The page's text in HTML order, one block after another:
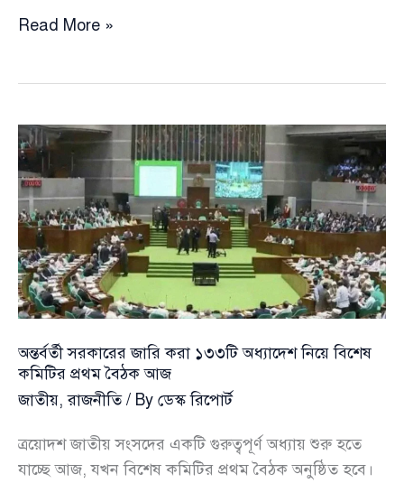
“১৩৩
জুলাই
যোদ্ধাদের
দায়মুক্তি
অধ্যাদেশ
গ্রহণ
করা
হবে
“
Read More »
অন্তর্বর্তী সরকারের জারি করা ১৩৩টি অধ্যাদেশ নিয়ে বিশেষ
কমিটির প্রথম বৈঠক আজ
জাতীয়,রাজনীতি/ By ডেস্ক রিপোর্ট
ত্রয়োদশ জাতীয় সংসদের একটি গুরুত্বপূর্ণ অধ্যায় শুরু হতে
যাচ্ছে আজ, যখন বিশেষ কমিটির প্রথম বৈঠক অনুষ্ঠিত হবে।